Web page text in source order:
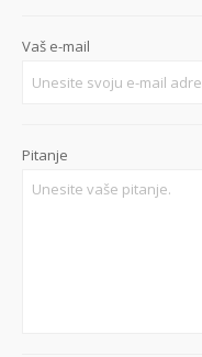
Vaš e-mail
Pitanje